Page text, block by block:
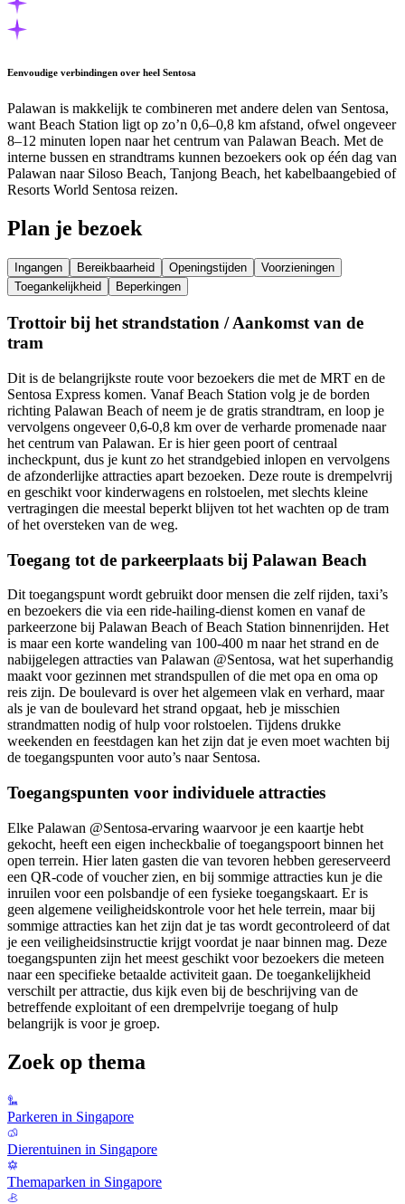
Eenvoudige verbindingen over heel Sentosa
Palawan is makkelijk te combineren met andere delen van Sentosa,
want Beach Station ligt op zo’n 0,6–0,8 km afstand, ofwel ongeveer
8–12 minuten lopen naar het centrum van Palawan Beach. Met de
interne bussen en strandtrams kunnen bezoekers ook op één dag van
Palawan naar Siloso Beach, Tanjong Beach, het kabelbaangebied of
Resorts World Sentosa reizen.
Plan je bezoek
Ingangen Bereikbaarheid Openingstijden
Voorzieningen
Toegankelijkheid
Beperkingen
Trottoir bij het strandstation / Aankomst van de
tram
Dit is de belangrijkste route voor bezoekers die met de MRT en de
Sentosa Express komen. Vanaf Beach Station volg je de borden
richting Palawan Beach of neem je de gratis strandtram, en loop je
vervolgens ongeveer 0,6-0,8 km over de verharde promenade naar
het centrum van Palawan. Er is hier geen poort of centraal
incheckpunt, dus je kunt zo het strandgebied inlopen en vervolgens
de afzonderlijke attracties apart bezoeken. Deze route is drempelvrij
en geschikt voor kinderwagens en rolstoelen, met slechts kleine
vertragingen die meestal beperkt blijven tot het wachten op de tram
of het oversteken van de weg.
Toegang tot de parkeerplaats bij Palawan Beach
Dit toegangspunt wordt gebruikt door mensen die zelf rijden, taxi’s
en bezoekers die via een ride-hailing-dienst komen en vanaf de
parkeerzone bij Palawan Beach of Beach Station binnenrijden. Het
is maar een korte wandeling van 100-400 m naar het strand en de
nabijgelegen attracties van Palawan @Sentosa, wat het superhandig
maakt voor gezinnen met strandspullen of die met opa en oma op
reis zijn. De boulevard is over het algemeen vlak en verhard, maar
als je van de boulevard het strand opgaat, heb je misschien
strandmatten nodig of hulp voor rolstoelen. Tijdens drukke
weekenden en feestdagen kan het zijn dat je even moet wachten bij
de toegangspunten voor auto’s naar Sentosa.
Toegangspunten voor individuele attracties
Elke Palawan @Sentosa-ervaring waarvoor je een kaartje hebt
gekocht, heeft een eigen incheckbalie of toegangspoort binnen het
open terrein. Hier laten gasten die van tevoren hebben gereserveerd
een QR-code of voucher zien, en bij sommige attracties kun je die
inruilen voor een polsbandje of een fysieke toegangskaart. Er is
geen algemene veiligheidskontrole voor het hele terrein, maar bij
sommige attracties kan het zijn dat je tas wordt gecontroleerd of dat
je een veiligheidsinstructie krijgt voordat je naar binnen mag. Deze
toegangspunten zijn het meest geschikt voor bezoekers die meteen
naar een specifieke betaalde activiteit gaan. De toegankelijkheid
verschilt per attractie, dus kijk even bij de beschrijving van de
betreffende exploitant of een drempelvrije toegang of hulp
belangrijk is voor je groep.
Zoek op thema
Parkeren in Singapore
Dierentuinen in Singapore
Themaparken in Singapore